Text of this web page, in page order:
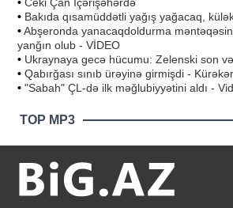
• Bakıda qısamüddətli yağış yağacaq,
•Abşeronda yanacaqdoldurma
yanğın olub - VİDEO
• Ukraynaya gecə hücumu: Zelenski son
• Qabırğası sınıb ürəyinə girmişdi -
• "Sabah" ÇL-də ilk məğlubiyyətini aldı -
TOP MP3